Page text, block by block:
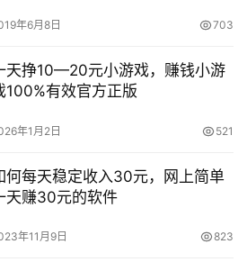
年6月8日 703
天挣10—20元小游戏，赚钱小游
100%有效官方正版
年1月2日 521
何每天稳定收入30元，网上简单
天赚30元的软件
年11月9日 823